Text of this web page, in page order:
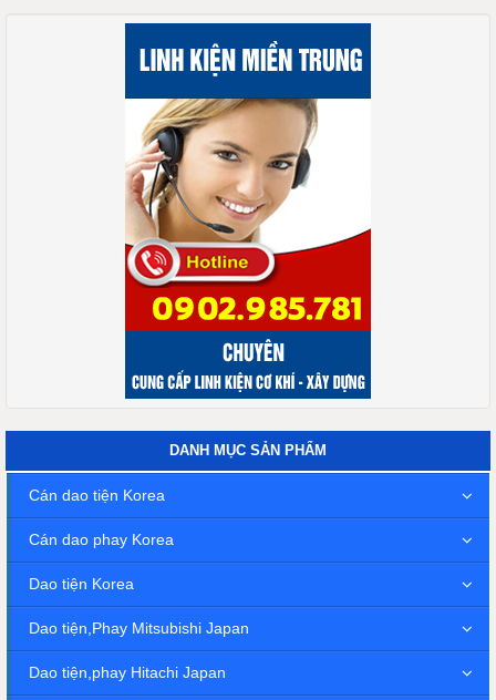
DANH MỤC SẢN PHẨM
Cán dao tiện Korea
Cán dao phay Korea
Dao tiện Korea
Dao tiện,Phay Mitsubishi Japan
Dao tiện,phay Hitachi Japan